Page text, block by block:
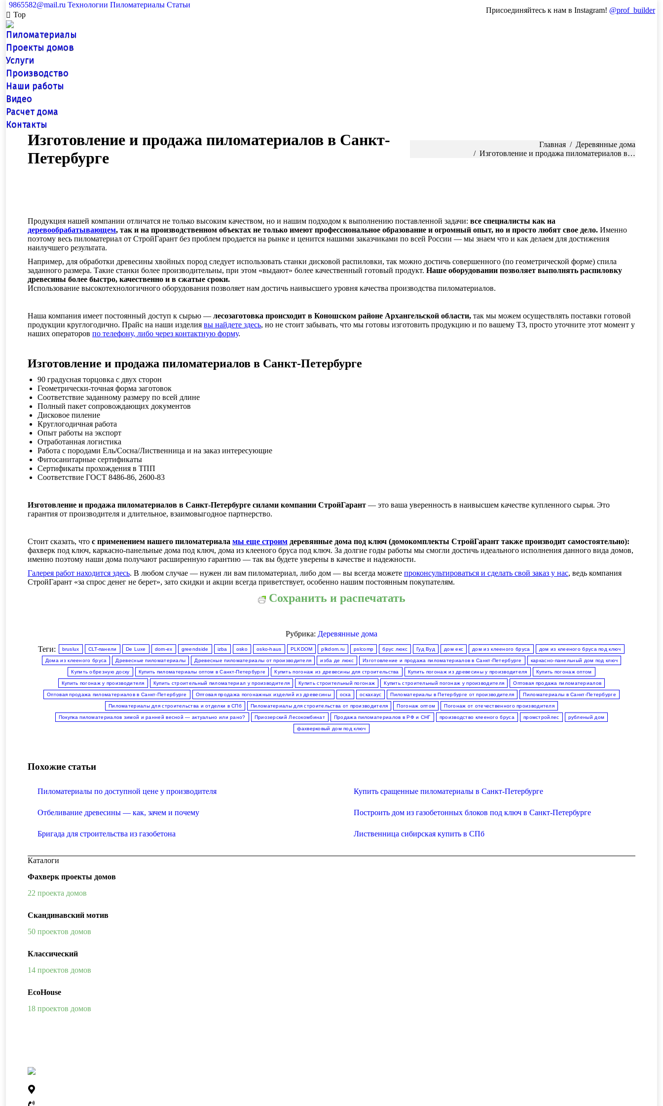
9865582@mail.ru Технологии Пиломатериалы Статьи
Top
Присоединяйтесь к нам в Instagram! @prof_builder
Пиломатериалы
Проекты домов
Услуги
Производство
Наши работы
Видео
Расчет дома
Контакты
Изготовление и продажа пиломатериалов в Санкт-
Петербурге
Главная
Деревянные дома
Изготовление и продажа пиломатериалов в…
Продукция нашей компании отличатся не только высоким качеством, но и нашим подходом к выполнению поставленной задачи: все специалисты как на
деревообрабатывающем, так и на производственном объектах не только имеют профессиональное образование и огромный опыт, но и просто любят свое дело. Именно
поэтому весь пиломатериал от СтройГарант без проблем продается на рынке и ценится нашими заказчиками по всей России — мы знаем что и как делаем для достижения
наилучшего результата.
Например, для обработки древесины хвойных пород следует использовать станки дисковой распиловки, так можно достичь совершенного (по геометрической форме) спила
заданного размера. Такие станки более производительны, при этом «выдают» более качественный готовый продукт. Наше оборудовании позволяет выполнять распиловку
древесины более быстро, качественно и в сжатые сроки.
Использование высокотехнологичного оборудования позволяет нам достичь наивысшего уровня качества производства пиломатериалов.
Наша компания имеет постоянный доступ к сырью — лесозаготовка происходит в Коношском районе Архангельской области, так мы можем осуществлять поставки готовой
продукции круглогодично. Прайс на наши изделия вы найдете здесь, но не стоит забывать, что мы готовы изготовить продукцию и по вашему ТЗ, просто уточните этот момент у
наших операторов по телефону, либо через контактную форму.
Изготовление и продажа пиломатериалов в Санкт-Петербурге
90 градусная торцовка с двух сторон
Геометрически-точная форма заготовок
Соответствие заданному размеру по всей длине
Полный пакет сопровождающих документов
Дисковое пиление
Круглогодичная работа
Опыт работы на экспорт
Отработанная логистика
Работа с породами Ель/Сосна/Лиственница и на заказ интересующие
Фитосанитарные сертификаты
Сертификаты прохождения в ТПП
Соответствие ГОСТ 8486-86, 2600-83
Изготовление и продажа пиломатериалов в Санкт-Петербурге силами компании СтройГарант — это ваша уверенность в наивысшем качестве купленного сырья. Это
гарантия от производителя и длительное, взаимовыгодное партнерство.
Стоит сказать, что с применением нашего пиломатериала мы еще строим деревянные дома под ключ (домокомплекты СтройГарант также производит самостоятельно):
фахверк под ключ, каркасно-панельные дома под ключ, дома из клееного бруса под ключ. За долгие годы работы мы смогли достичь идеального исполнения данного вида домов,
именно поэтому наши дома получают расширенную гарантию — так вы будете уверены в качестве и надежности.
Галерея работ находится здесь. В любом случае — нужен ли вам пиломатериал, либо дом — вы всегда можете проконсультироваться и сделать свой заказ у нас, ведь компания
СтройГарант «за спрос денег не берет», зато скидки и акции всегда приветствует, особенно нашим постоянным покупателям.
Сохранить и распечатать
Рубрика: Деревянные дома
Теги:
bruslux CLT-панели De Luxe dom-ex greendside izba osko osko-haus PLKDOM plkdom.ru pslcomp брус люкс Гуд Вуд дом екс дом из клееного бруса дом из клееного бруса под ключ
Дома из клееного бруса Древесные пиломатериалы Древесные пиломатериалы от производителя изба де люкс Изготовление и продажа пиломатериалов в Санкт-Петербурге каркасно-панельный дом под ключ
Купить обрезную доску Купить пиломатериалы оптом в Санкт-Петербурге Купить погонаж из древесины для строительства Купить погонаж из древесины у производителя Купить погонаж оптом
Купить погонаж у производителя Купить строительный пиломатериал у производителя Купить строительный погонаж Купить строительный погонаж у производителя Оптовая продажа пиломатериалов
Оптовая продажа пиломатериалов в Санкт-Петербурге Оптовая продажа погонажных изделий из древесины оска оскахаус Пиломатериалы в Петербурге от производителя Пиломатериалы в Санкт-Петербурге
Пиломатериалы для строительства и отделки в СПб Пиломатериалы для строительства от производителя Погонаж оптом Погонаж от отечественного производителя
Покупка пиломатериалов зимой и ранней весной — актуально или рано? Приозерский Лесокомбинат Продажа пиломатериалов в РФ и СНГ производство клееного бруса промстройлес рубленый дом
фахверковый дом под ключ
Похожие статьи
Пиломатериалы по доступной цене у производителя Купить сращенные пиломатериалы в Санкт-Петербурге
Отбеливание древесины — как, зачем и почему Построить дом из газобетонных блоков под ключ в Санкт-Петербурге
Бригада для строительства из газобетона Лиственница сибирская купить в СПб
Каталоги
Фахверк проекты домов
22 проекта домов
Скандинавский мотив
50 проектов домов
Классический
14 проектов домов
EcoHouse
18 проектов домов